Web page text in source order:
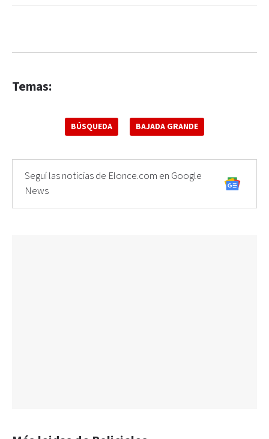
Temas:
BÚSQUEDA BAJADA GRANDE
Seguí las noticias de Elonce.com en Google
News